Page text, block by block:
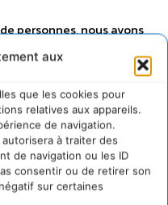
aux
que les cookies pour
relatives aux appareils.
de navigation.
à traiter des
de navigation ou les ID
consentir ou de retirer son
sur certaines
personnes, nous avons
sélectionnées
qui sont plus
avec les loups
dont on sait
favorablesenvers le loup.